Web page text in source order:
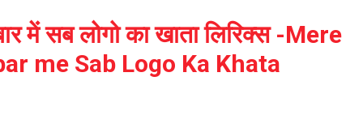
में सब लोगो का खाता लिरिक्स -Mere
me Sab Logo Ka Khata